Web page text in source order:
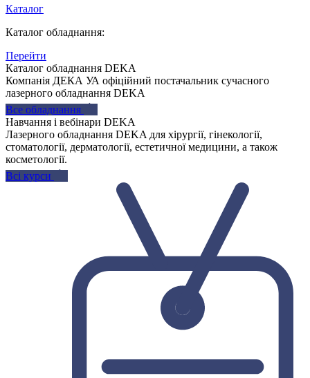
Каталог
Каталог обладнання:
Перейти
Каталог обладнання DEKA
Компанія ДЕКА УА офіційний постачальник сучасного
лазерного обладнання DEKA
Все обладнання
Навчання і вебінари DEKA
Лазерного обладнання DEKA для хірургії, гінекології,
стоматології, дерматології, естетичної медицини, а також
косметології.
Всі курси